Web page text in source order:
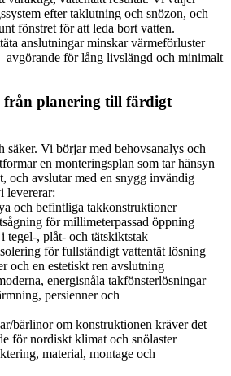
efter taklutning och snözon, och
fönstret för att leda bort vatten.
anslutningar minskar värmeförluster
avgörande för lång livslängd och minimalt
från planering till färdigt
Vi börjar med behovsanalys och
en monteringsplan som tar hänsyn
och avslutar med en snygg invändig
levererar:
och befintliga takkonstruktioner
för millimeterpassad öppning
tegel-, plåt- och tätskiktstak
för fullständigt vattentät lösning
och en estetiskt ren avslutning
energisnåla takfönsterlösningar
persienner och
bärlinor om konstruktionen kräver det
för nordiskt klimat och snölaster
material, montage och